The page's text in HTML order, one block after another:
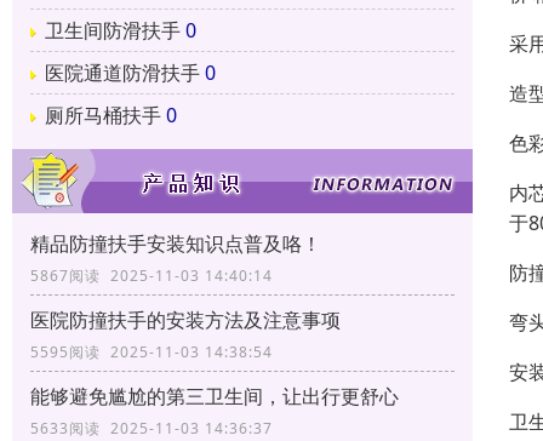
卫生间防滑扶手0
医院通道防滑扶手0
厕所马桶扶手0
精品防撞扶手安装知识点普及咯！
5867阅读 2025-11-03 14:40:14
医院防撞扶手的安装方法及注意事项
5595阅读 2025-11-03 14:38:54
能够避免尴尬的第三卫生间，让出行更舒心
5633阅读 2025-11-03 14:36:37
采
造
色
内
于
防
弯
安
卫